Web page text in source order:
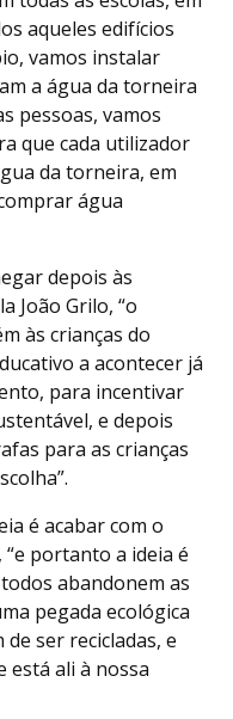
aqueles edifícios
vamos instalar
a água da torneira
pessoas, vamos
que cada utilizador
da torneira, em
água
depois às
João Grilo, “o
às crianças do
a acontecer já
para incentivar
e depois
para as crianças
é acabar com o
portanto a ideia é
abandonem as
pegada ecológica
ser recicladas, e
está ali à nossa